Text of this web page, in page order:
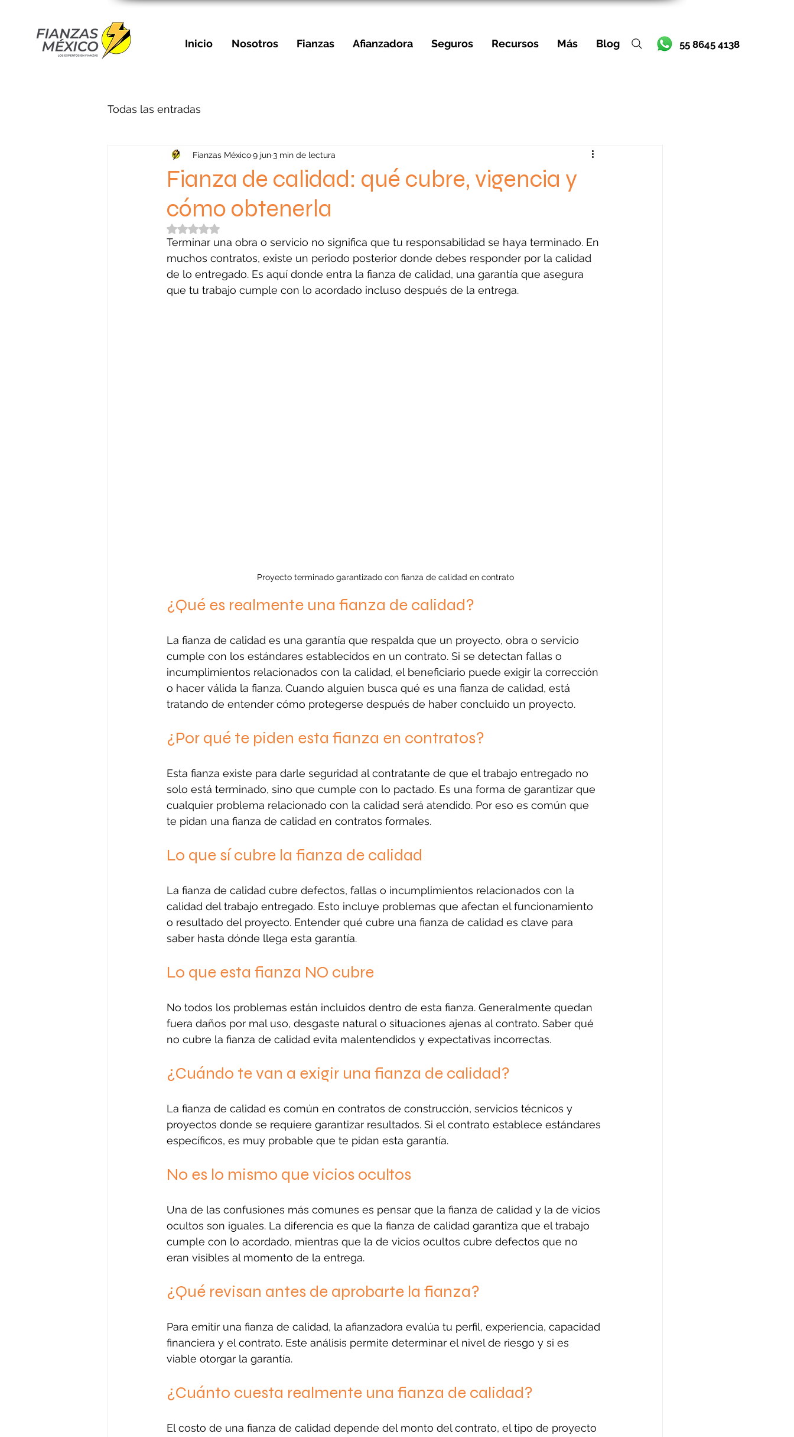
Inicio Nosotros Fianzas Afianzadora Seguros Recursos Más Blog 55 8645 4138
Todas las entradas
Fianza de calidad: qué cubre, vigencia y
cómo obtenerla
Fianzas México9 jun3 min de lectura
Obtuvo NaN de 5 estrellas.
Terminar una obra o servicio no significa que tu responsabilidad se haya terminado. En
muchos contratos, existe un periodo posterior donde debes responder por la calidad
de lo entregado. Es aquí donde entra la fianza de calidad, una garantía que asegura
que tu trabajo cumple con lo acordado incluso después de la entrega.
Proyecto terminado garantizado con fianza de calidad en contrato
¿Qué es realmente una fianza de calidad?
La fianza de calidad es una garantía que respalda que un proyecto, obra o servicio
cumple con los estándares establecidos en un contrato. Si se detectan fallas o
incumplimientos relacionados con la calidad, el beneficiario puede exigir la corrección
o hacer válida la fianza. Cuando alguien busca qué es una fianza de calidad, está
tratando de entender cómo protegerse después de haber concluido un proyecto.
¿Por qué te piden esta fianza en contratos?
Esta fianza existe para darle seguridad al contratante de que el trabajo entregado no
solo está terminado, sino que cumple con lo pactado. Es una forma de garantizar que
cualquier problema relacionado con la calidad será atendido. Por eso es común que
te pidan una fianza de calidad en contratos formales.
Lo que sí cubre la fianza de calidad
La fianza de calidad cubre defectos, fallas o incumplimientos relacionados con la
calidad del trabajo entregado. Esto incluye problemas que afectan el funcionamiento
o resultado del proyecto. Entender qué cubre una fianza de calidad es clave para
saber hasta dónde llega esta garantía.
Lo que esta fianza NO cubre
No todos los problemas están incluidos dentro de esta fianza. Generalmente quedan
fuera daños por mal uso, desgaste natural o situaciones ajenas al contrato. Saber qué
no cubre la fianza de calidad evita malentendidos y expectativas incorrectas.
¿Cuándo te van a exigir una fianza de calidad?
La fianza de calidad es común en contratos de construcción, servicios técnicos y
proyectos donde se requiere garantizar resultados. Si el contrato establece estándares
específicos, es muy probable que te pidan esta garantía.
No es lo mismo que vicios ocultos
Una de las confusiones más comunes es pensar que la fianza de calidad y la de vicios
ocultos son iguales. La diferencia es que la fianza de calidad garantiza que el trabajo
cumple con lo acordado, mientras que la de vicios ocultos cubre defectos que no
eran visibles al momento de la entrega.
¿Qué revisan antes de aprobarte la fianza?
Para emitir una fianza de calidad, la afianzadora evalúa tu perfil, experiencia, capacidad
financiera y el contrato. Este análisis permite determinar el nivel de riesgo y si es
viable otorgar la garantía.
¿Cuánto cuesta realmente una fianza de calidad?
El costo de una fianza de calidad depende del monto del contrato, el tipo de proyecto